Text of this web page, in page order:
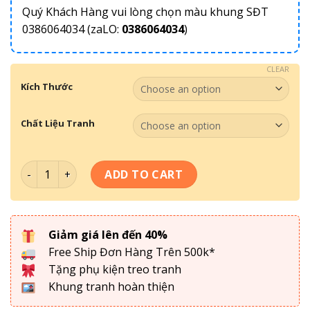
Quý Khách Hàng vui lòng chọn màu khung SĐT
0386064034 (zaLO: 0386064034)
Kích Thước
Chất Liệu Tranh
CLEAR
Bộ Tranh Thư Pháp 046 quantity
ADD TO CART
Giảm giá lên đến 40%
Free Ship Đơn Hàng Trên 500k*
Tặng phụ kiện treo tranh
Khung tranh hoàn thiện